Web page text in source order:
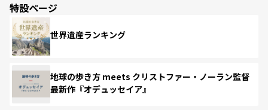
特設ページ
世界遺産ランキング
地球の歩き方 meets クリストファー・ノーラン監督
最新作『オデュッセイア』